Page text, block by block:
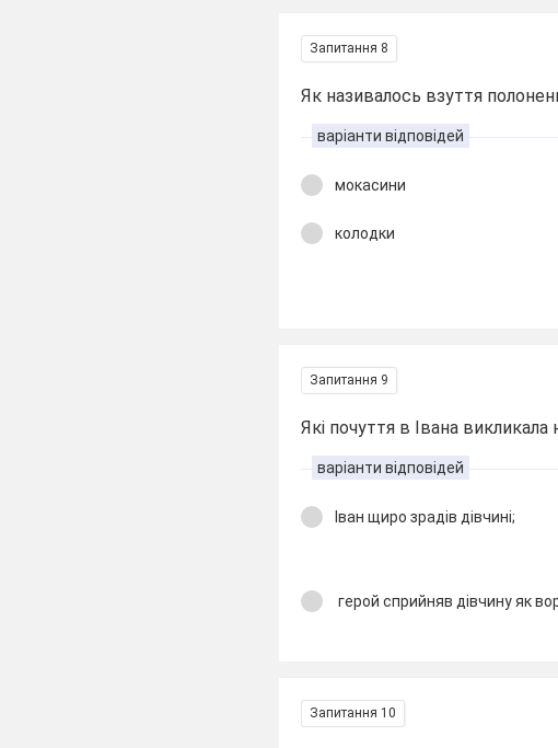
Запитання 8
Як називалось взуття
варіанти відповідей
мокасини
колодки
Запитання 9
Які почуття в Івана викликала
варіанти відповідей
Іван щиро зрадів дівчині;
герой сприйняв дівчину як
Запитання 10